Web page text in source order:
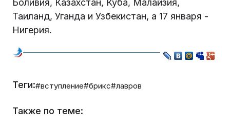
Боливия, Казахстан, Куба, Малайзия,
Таиланд, Уганда и Узбекистан, а 17 января -
Нигерия.
Теги:#вступление#брикс#лавров
Также по теме: